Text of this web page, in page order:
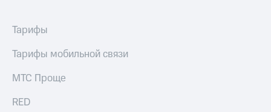
Тарифы
Тарифы мобильной связи
МТС Проще
RED